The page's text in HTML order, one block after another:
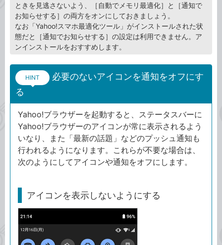
ときを見逃さないよう、［自動でメモリ最適化］と［通知で
お知らせする］の両方をオンにしておきましょう。
なお「Yahoo!スマホ最適化ツール」がインストールされた状
態だと［通知でお知らせする］の設定は利用できません。ア
ンインストールをおすすめします。
HINT
必要のないアイコンを通知をオフにす
る
Yahoo!ブラウザーを起動すると、ステータスバーに
Yahoo!ブラウザーのアイコンが常に表示されるよう
いなり、また「最新の話題」などのプッシュ通知も
行われるようになります。これらが不要な場合は、
次のようにしてアイコンや通知をオフにします。
アイコンを表示しないようにする